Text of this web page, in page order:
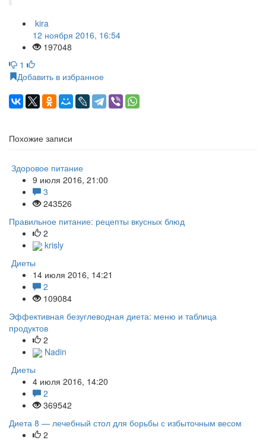
kira
12 ноября 2016, 16:54
197048
1
Добавить в избранное
Похожие записи
Здоровое питание
9 июля 2016, 21:00
3
243526
Правильное питание: рецепты вкусных блюд
2
krisly
Диеты
14 июля 2016, 14:21
2
109084
Эффективная безуглеводная диета: меню и таблица
продуктов
2
Nadin
Диеты
4 июля 2016, 14:20
2
369542
Диета 8 — лечебный стол для борьбы с избыточным весом
2